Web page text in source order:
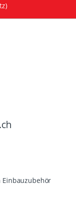
Einbauzubehör